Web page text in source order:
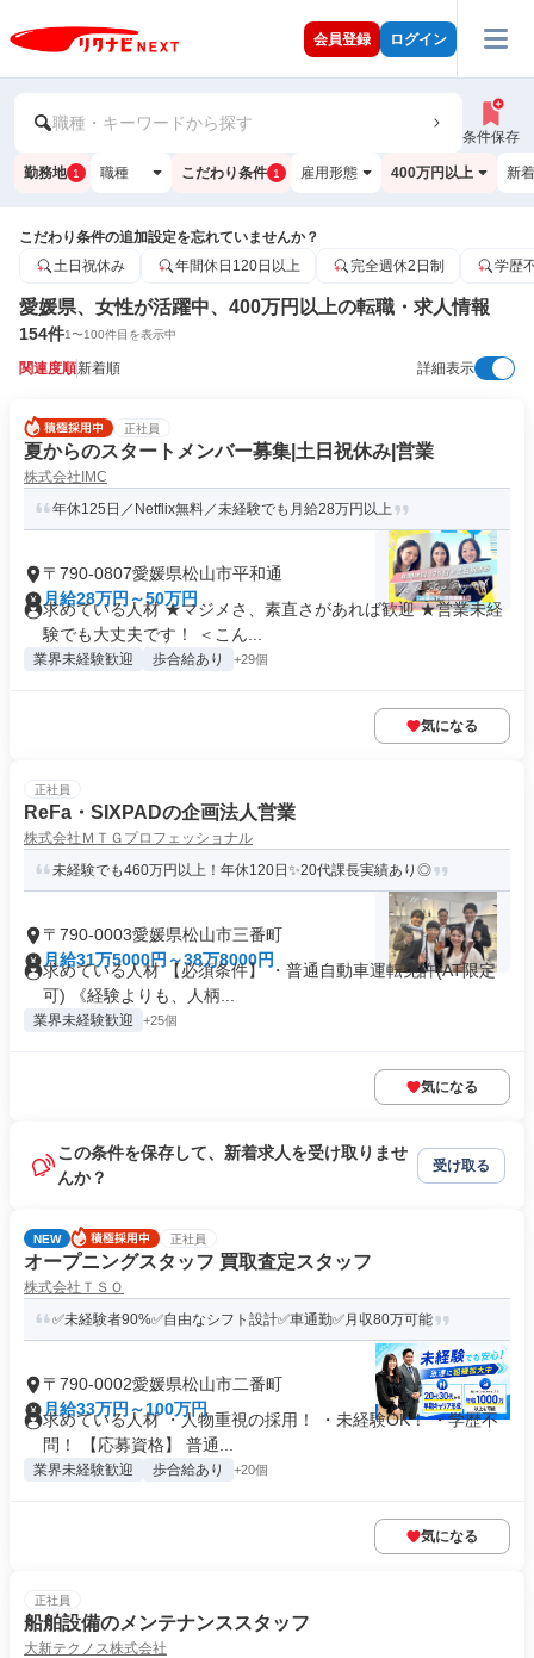
会員登録 ログイン
職種・キーワードから探す
条件保存
勤務地 1 職種 こだわり条件 1 雇用形態 400万円以上 新
こだわり条件の追加設定を忘れていませんか？
土日祝休み
年間休日120日以上 完全週休2日制 学歴
愛媛県、女性が活躍中、400万円以上の転職・求人情報
154件1〜100件目を表示中
関連度順新着順 詳細表示
正社員
夏からのスタートメンバー募集|土日祝休み|営業
株式会社IMC
年休125日／Netflix無料／未経験でも月給28万円以上
〒790-0807愛媛県松山市平和通
月給28万円～50万円
求めている人材 ★マジメさ、素直さがあれば歓迎 ★営業未経
験でも大丈夫です！ ＜こん...
業界未経験歓迎 歩合給あり +29個
気になる
正社員
ReFa・SIXPADの企画法人営業
株式会社ＭＴＧプロフェッショナル
未経験でも460万円以上！年休120日✨20代課長実績あり◎
〒790-0003愛媛県松山市三番町
月給31万5000円～38万8000円
求めている人材 【必須条件】 ・普通⾃動⾞運転免許(AT限定
可) 《経験よりも、⼈柄...
業界未経験歓迎 +25個
気になる
この条件を保存して、新着求人を受け取りませ
んか？
受け取る
NEW 正社員
オープニングスタッフ 買取査定スタッフ
株式会社ＴＳＯ
✅未経験者90%✅自由なシフト設計✅車通勤✅月収80万可能
〒790-0002愛媛県松山市二番町
月給33万円～100万円
求めている人材 ・人物重視の採用！ ・未経験OK！ ・学歴不
問！ 【応募資格】 普通...
業界未経験歓迎 歩合給あり +20個
気になる
正社員
船舶設備のメンテナンススタッフ
大新テクノス株式会社